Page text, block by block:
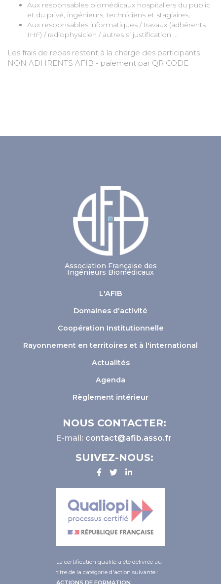
Aux responsables biomédicaux hospitaliers du public
et du privé, ingénieurs, techniciens et stagiaires,
Aux responsables informatiques / travaux (adhérents
IHF) / radiophysicien / autres si justification ...
Les frais de repas restent à la charge des participants
NON ADHRENTS AFIB - paiement par QR CODE
Association Française des
Ingénieurs Biomédicaux
L'AFIB
Domaines d'activité
Coopération Institutionnelle
Rayonnement en territoires et à l'international
Actualités
Agenda
Règlement intérieur
NOUS CONTACTER:
E-mail: contact@afib.asso.fr
SUIVEZ-NOUS:
La certification qualité a été délivrée au
titre de la catégorie d'action suivante :